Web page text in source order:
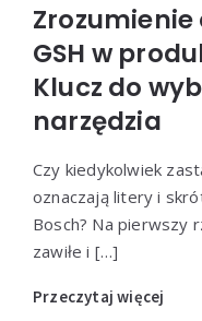
Zrozumienie
GSH w
Klucz do
narzędzia
Czy kiedykolwiek
oznaczają litery i
Bosch? Na pierwszy
zawiłe i […]
Przeczytaj więcej